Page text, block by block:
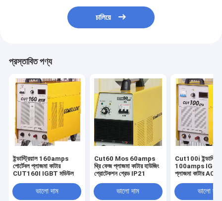
চালিয়ে
প্রস্তাবিত পণ্য
ইন্ডাস্ট্রিয়াল 160amps
পোর্টেবল প্লাজমা কাটার
CUT160I IGBT মডিউল
ভালো দাম
Cut60 Mos 60amps
থ্রি ফেজ প্লাজমা কাটার হাউজিং
প্রোটেকশন গ্রেড IP21
ভালো দাম
Cut100i
100amps IGBT
প্লাজমা কাটার
ভালো দাম